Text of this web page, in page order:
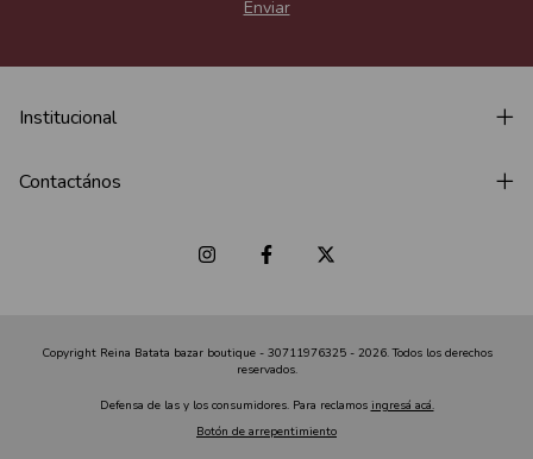
Institucional
Contactános
Copyright Reina Batata bazar boutique - 30711976325 - 2026. Todos los derechos
reservados.
Defensa de las y los consumidores. Para reclamos ingresá acá.
Botón de arrepentimiento